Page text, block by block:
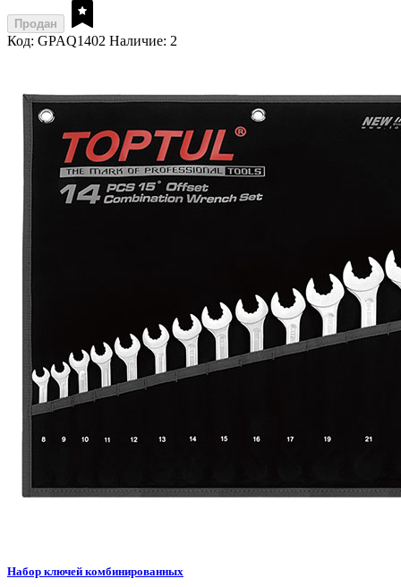
Продан
Код: GPAQ1402 Наличие: 2
Набор ключей комбинированных